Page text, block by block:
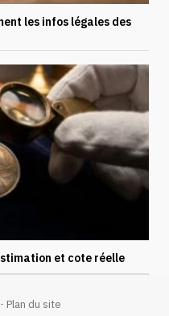
les infos légales des
et cote réelle
- Plan du site